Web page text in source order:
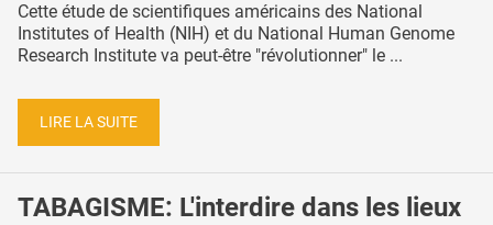
Cette étude de scientifiques américains des National
Institutes of Health (NIH) et du National Human Genome
Research Institute va peut-être "révolutionner" le ...
LIRE LA SUITE
TABAGISME: L'interdire dans les lieux